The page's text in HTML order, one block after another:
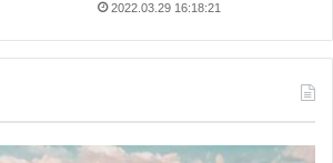
2022.03.29 16:18:21